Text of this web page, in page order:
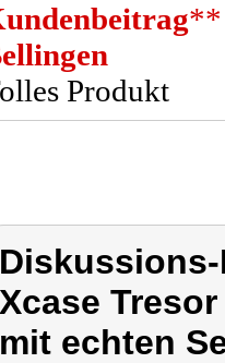
**
Produkt
Xcase
mit echten